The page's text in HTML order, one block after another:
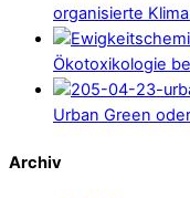
organisierte
Ökotoxikologie
Urban Green
Archiv